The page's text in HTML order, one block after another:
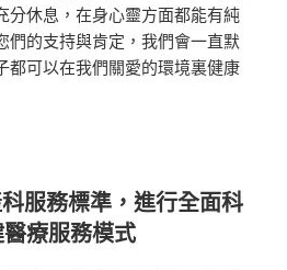
分休息，在身心靈方面都能有純
們的支持與肯定，我們會一直默
都可以在我們關愛的環境裏健康
服務標準，進行全面科
療服務模式